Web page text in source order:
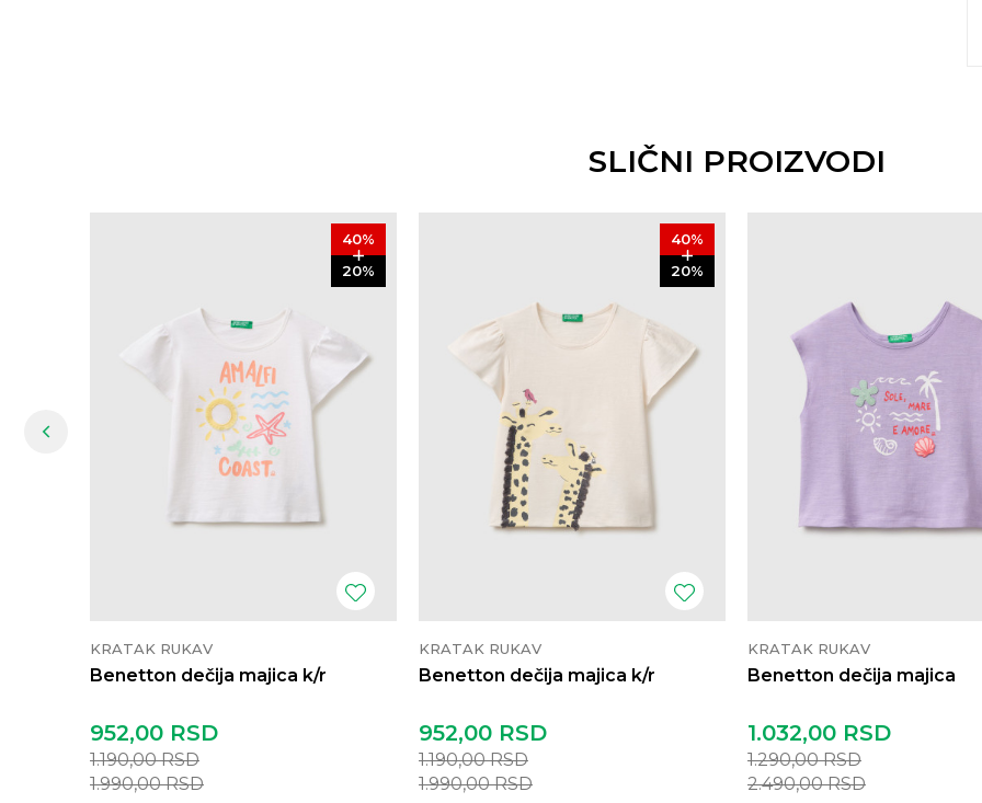
SLIČNI PROIZVODI
40%
20%
KRATAK RUKAV
Benetton dečija majica k/r
952,00 RSD
1.190,00RSD
1.990,00RSD
40%
20%
KRATAK RUKAV
Benetton dečija majica k/r
952,00 RSD
1.190,00RSD
1.990,00RSD
KRATAK RUKAV
Benetton dečija majica
1.032,00 RSD
1.290,00RSD
2.490,00RSD